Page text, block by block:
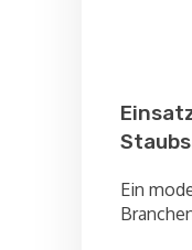
Ein